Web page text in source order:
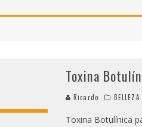
Toxina
Ricardo BELLEZA
Toxina Botulínica